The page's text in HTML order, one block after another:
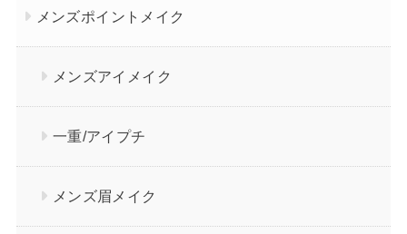
メンズポイントメイク
メンズアイメイク
一重/アイプチ
メンズ眉メイク